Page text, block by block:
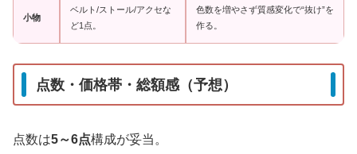
小物
ベルト/ストール/アクセな
ど1点。
色数を増やさず質感変化で“抜け”を
作る。
点数・価格帯・総額感（予想）
点数は5～6点構成が妥当。